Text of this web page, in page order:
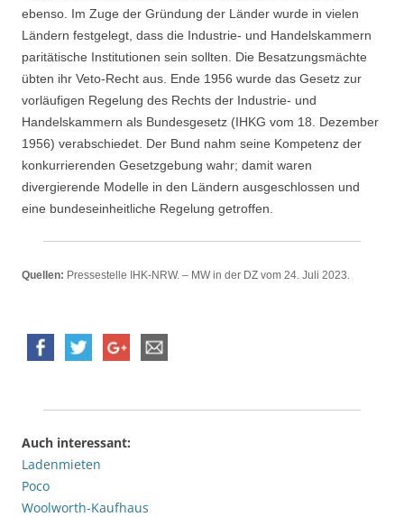
ebenso. Im Zuge der Gründung der Länder wurde in vielen
Ländern festgelegt, dass die Industrie- und Handelskammern
paritätische Institutionen sein sollten. Die Besatzungsmächte
übten ihr Veto-Recht aus. Ende 1956 wurde das Gesetz zur
vorläufigen Regelung des Rechts der Industrie- und
Handelskammern als Bundesgesetz (IHKG vom 18. Dezember
1956) verabschiedet. Der Bund nahm seine Kompetenz der
konkurrierenden Gesetzgebung wahr; damit waren
divergierende Modelle in den Ländern ausgeschlossen und
eine bundeseinheitliche Regelung getroffen.
Quellen: Pressestelle IHK-NRW. – MW in der DZ vom 24. Juli 2023.
Auch interessant:
Ladenmieten
Poco
Woolworth-Kaufhaus